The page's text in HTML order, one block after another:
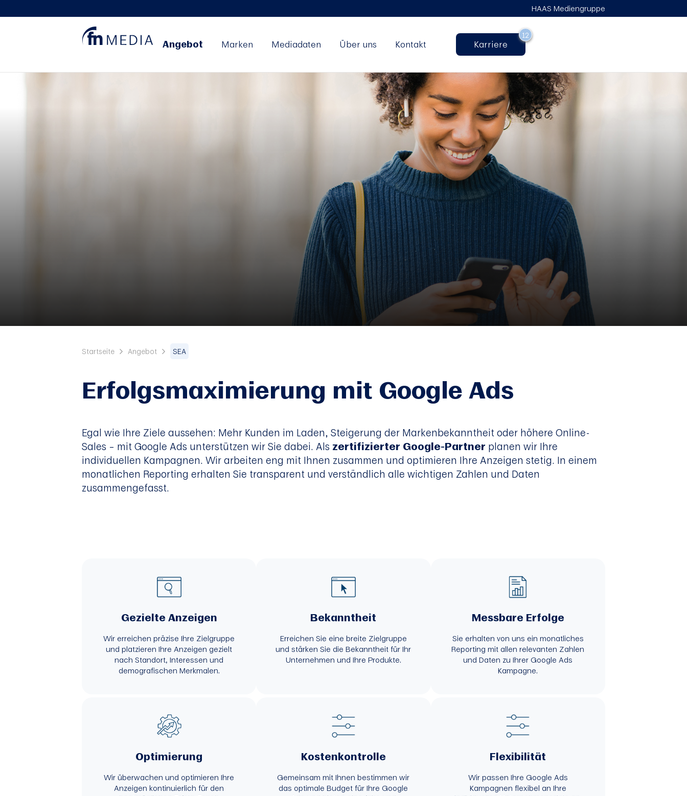
HAAS Mediengruppe
Angebot Marken Mediadaten Über uns Kontakt Karriere
12
Startseite Angebot SEA
Erfolgsmaximierung mit Google Ads
Egal wie Ihre Ziele aussehen: Mehr Kunden im Laden, Steigerung der Markenbekanntheit oder höhere Online-
Sales – mit Google Ads unterstützen wir Sie dabei. Als zertifizierter Google-Partner planen wir Ihre
individuellen Kampagnen. Wir arbeiten eng mit Ihnen zusammen und optimieren Ihre Anzeigen stetig. In einem
monatlichen Reporting erhalten Sie transparent und verständlich alle wichtigen Zahlen und Daten
zusammengefasst.
Gezielte Anzeigen
Wir erreichen präzise Ihre Zielgruppe
und platzieren Ihre Anzeigen gezielt
nach Standort, Interessen und
demografischen Merkmalen.
Bekanntheit
Erreichen Sie eine breite Zielgruppe
und stärken Sie die Bekanntheit für Ihr
Unternehmen und Ihre Produkte.
Messbare Erfolge
Sie erhalten von uns ein monatliches
Reporting mit allen relevanten Zahlen
und Daten zu Ihrer Google Ads
Kampagne.
Optimierung
Wir überwachen und optimieren Ihre
Anzeigen kontinuierlich für den
Kostenkontrolle
Gemeinsam mit Ihnen bestimmen wir
das optimale Budget für Ihre Google
Flexibilität
Wir passen Ihre Google Ads
Kampagnen flexibel an Ihre